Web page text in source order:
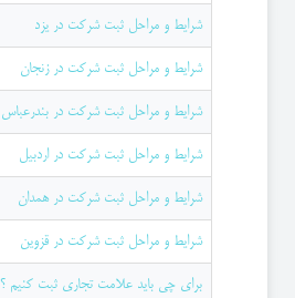
شرایط و مراحل ثبت شرکت در یزد
شرایط و مراحل ثبت شرکت در زنجان
شرایط و مراحل ثبت شرکت در بندرعباس
شرایط و مراحل ثبت شرکت در اردبیل
شرایط و مراحل ثبت شرکت در همدان
شرایط و مراحل ثبت شرکت در قزوین
برای چی باید علامت تجاری ثبت کنیم ؟